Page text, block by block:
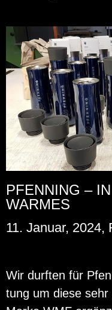
PFENNING –
WARMES
11. Januar, 2024,
Wir durf­ten für
tung um diese